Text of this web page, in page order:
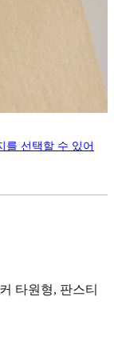
를 선택할 수 있어
타원형, 판스티